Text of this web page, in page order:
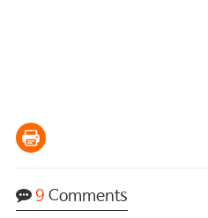
9 Comments